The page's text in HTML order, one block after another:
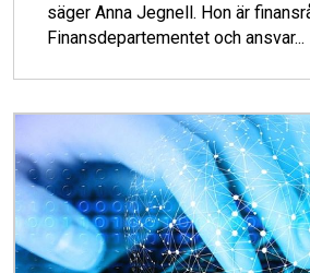
säger Anna Jegnell. Hon är
Finansdepartementet och ansvar...